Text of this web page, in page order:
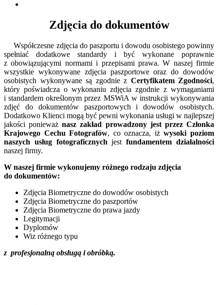
Zdjęcia do dokumentów
Współczesne zdjęcia do paszportu i dowodu osobistego powinny
spełniać dodatkowe standardy i być wykonane poprawnie
z obowiązującymi normami i przepisami prawa. W naszej firmie
wszystkie wykonywane zdjęcia paszportowe oraz do dowodów
osobistych wykonywane są zgodnie z Certyfikatem Zgodności,
który poświadcza o wykonaniu zdjęcia zgodnie z wymaganiami
i standardem określonym przez MSWiA w instrukcji wykonywania
zdjęć do dokumentów paszportowych i dowodów osobistych.
Dodatkowo Klienci mogą być pewni wykonania usługi w najlepszej
jakości ponieważnasz zakład prowadzony jest przez Członka
Krajowego Cechu Fotografów, co oznacza, iżwysoki poziom
naszych usług fotograficznych jestfundamentem działalności
naszej firmy.
W naszej firmie wykonujemy różnego rodzaju zdjęcia
do dokumentów:
Zdjęcia Biometryczne do dowodów osobistych
Zdjęcia Biometryczne do paszportów
Zdjęcia Biometryczne do prawa jazdy
Legitymacji
Dyplomów
Wiz różnego typu
z profesjonalną obsługą i obróbką.